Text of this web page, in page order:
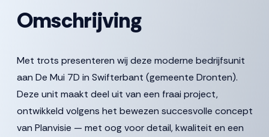
Omschrijving
Met trots presenteren wij deze moderne bedrijfsunit
aan De Mui 7D in Swifterbant (gemeente Dronten).
Deze unit maakt deel uit van een fraai project,
ontwikkeld volgens het bewezen succesvolle concept
van Planvisie — met oog voor detail, kwaliteit en een